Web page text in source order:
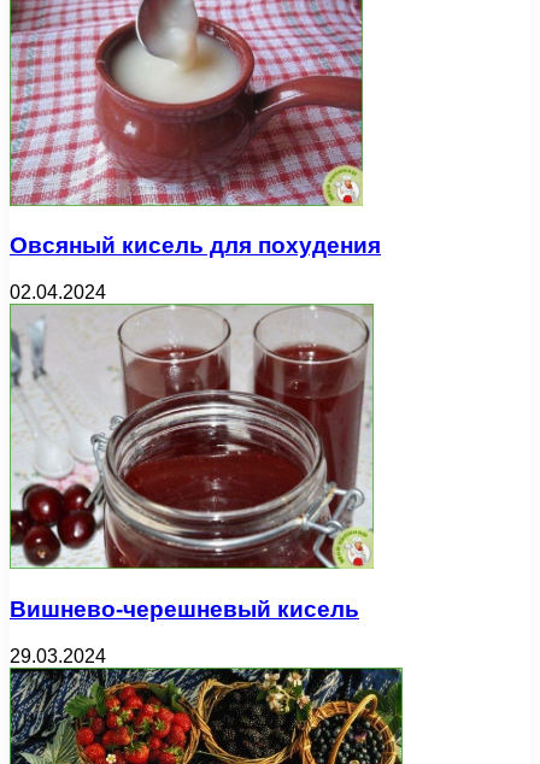
Овсяный кисель для похудения
02.04.2024
Вишнево-черешневый кисель
29.03.2024